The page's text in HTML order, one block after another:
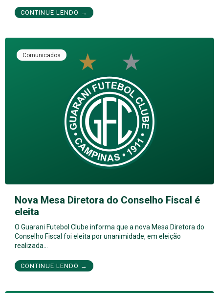
CONTINUE LENDO →
Comunicados
Nova Mesa Diretora do Conselho Fiscal é
eleita
O Guarani Futebol Clube informa que a nova Mesa Diretora do
Conselho Fiscal foi eleita por unanimidade, em eleição
realizada…
CONTINUE LENDO →